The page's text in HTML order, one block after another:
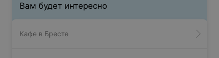
Вам будет интересно
Кафе в Бресте